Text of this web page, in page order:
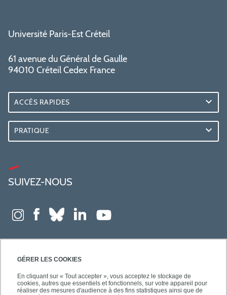
GÉRER LES COOKIES
En cliquant sur « Tout accepter », vous acceptez le stockage de
cookies, autres que essentiels et fonctionnels, sur votre appareil pour
réaliser des mesures d'audience à des fins statistiques ainsi que de
Université Paris-Est Créteil
61 avenue du Général de Gaulle
94010 Créteil Cedex France
ACCÈS RAPIDES
PRATIQUE
SUIVEZ-NOUS